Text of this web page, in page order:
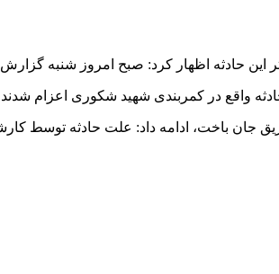
این حادثه اظهار کرد: صبح امروز شنبه
واقع در کمربندی شهید شکوری اعزام